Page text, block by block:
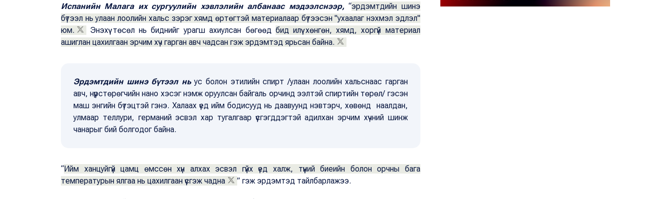
Испанийн Малага их сургуулийн хэвлэлийн албанаас мэдээлснээр, “эрдэмтдийн шинэ
бүтээл нь улаан лоолийн хальс зэрэг хямд өртөгтэй материалаар бүтээсэн "ухаалаг нэхмэл эдлэл"
юм.
Энэхүү төсөл нь биднийг урагш ахиулсан бөгөөд бид илүү хөнгөн, хямд, хоргүй материал
ашиглан цахилгаан эрчим хүч гарган авч чадсан гэж эрдэмтэд ярьсан байна.
Эрдэмтдийн шинэ бүтээл ньус болон этилийн спирт /улаан лоолийн хальснаас гарган
авч, нүүрстөрөгчийн нано хэсэг нэмж оруулсан байгаль орчинд ээлтэй спиртийн төрөл/ гэсэн
маш энгийн бүтэцтэй гэнэ. Халаах үед ийм бодисууд нь даавуунд нэвтэрч, хөвөнд наалдан,
улмаар теллури, германий эсвэл хар тугалгаар үүсгэгддэгтэй адилхан эрчим хүчний шинж
чанарыг бий болгодог байна.
“Ийм ханцуйгүй цамц өмссөн хүн алхах эсвэл гүйх үед халж, түүний биеийн болон орчны бага
температурын ялгаа нь цахилгаан үүсгэж чадна
” гэж эрдэмтэд тайлбарлажээ.